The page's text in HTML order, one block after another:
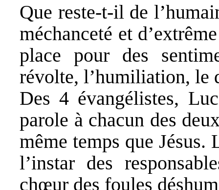
Que reste-t-il de
méchanceté et
place pour des
révolte, l’humiliation, le
Des 4 évangélistes,
parole à chacun des
même temps que Jésus.
l’instar des
chœur des foules